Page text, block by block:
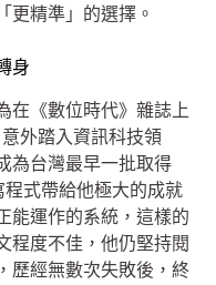
更精準」的選擇。
身
在《數位時代》雜誌上
外踏入資訊科技領
為台灣最早一批取得
式帶給他極大的成就
能運作的系統，這樣的
程度不佳，他仍堅持閱
歷經無數次失敗後，終